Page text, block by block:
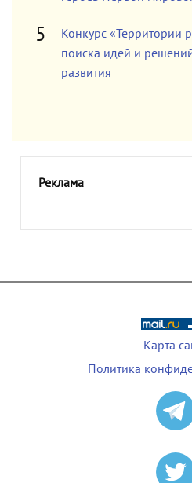
Конкурс «Территории
поиска идей и
развития
Реклама
Карта
Политика